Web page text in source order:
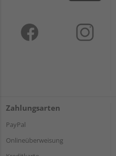
Zahlungsarten
PayPal
Onlineüberweisung